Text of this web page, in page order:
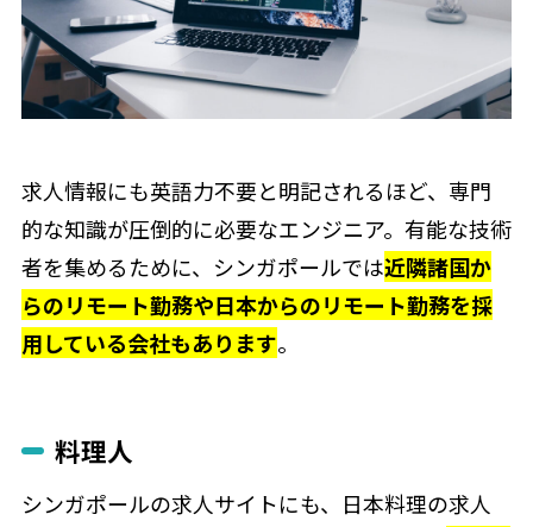
求人情報にも英語力不要と明記されるほど、専門
的な知識が圧倒的に必要なエンジニア。有能な技術
者を集めるために、シンガポールでは近隣諸国か
らのリモート勤務や日本からのリモート勤務を採
用している会社もあります。
料理人
シンガポールの求人サイトにも、日本料理の求人